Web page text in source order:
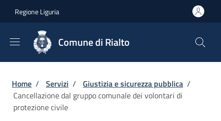
Regione Liguria
Comune di Rialto
Briciole di pane
Home / Servizi / Giustizia e sicurezza pubblica /
Cancellazione dal gruppo comunale dei volontari di
protezione civile